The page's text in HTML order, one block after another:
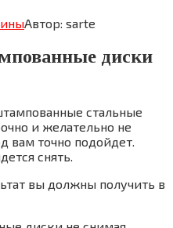
Автор: sarte
диски
стальные
и желательно не
вам точно подойдет.
снять.
вы должны получить в